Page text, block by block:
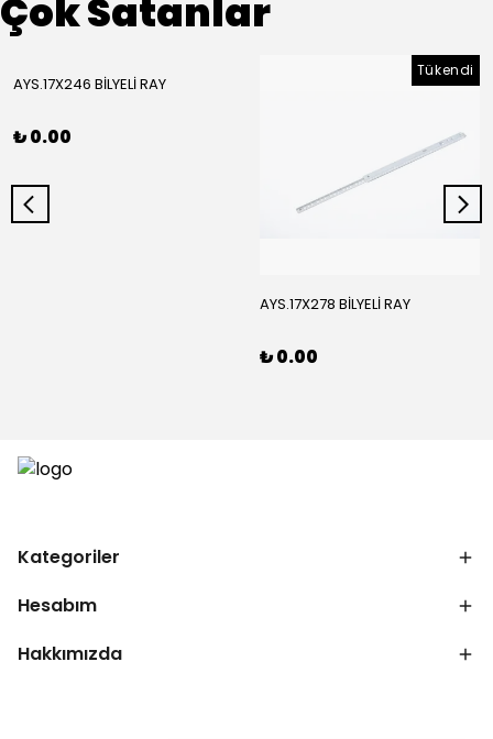
Çok Satanlar
AYS.17X246 BİLYELİ RAY
₺ 0.00
Tükendi
AYS.17X278 BİLYELİ RAY
₺ 0.00
Kategoriler
Hesabım
Hakkımızda